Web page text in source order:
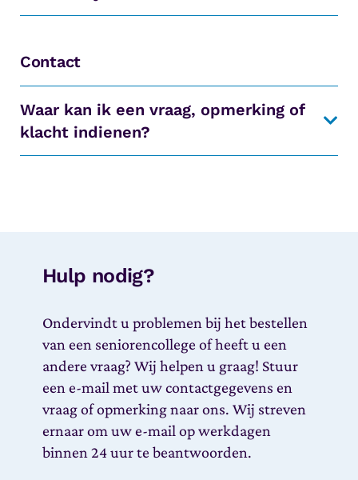
Contact
Waar kan ik een vraag, opmerking of
klacht indienen?
Hulp nodig?
Ondervindt u problemen bij het bestellen
van een seniorencollege of heeft u een
andere vraag? Wij helpen u graag! Stuur
een e-mail met uw contactgegevens en
vraag of opmerking naar ons. Wij streven
ernaar om uw e-mail op werkdagen
binnen 24 uur te beantwoorden.